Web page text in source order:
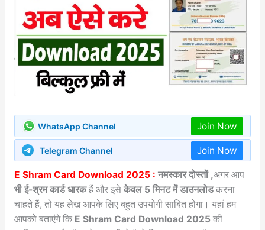
WhatsApp Channel Join Now
Telegram Channel Join Now
E Shram Card Download 2025 : नमस्कार दोस्तों ,अगर आप
भी ई-श्रम कार्ड धारकहैं और इसे केवल 5 मिनट में डाउनलोडकरना
चाहते हैं, तो यह लेख आपके लिए बहुत उपयोगी साबित होगा। यहां हम
आपको बताएंगे कि E Shram Card Download 2025 की